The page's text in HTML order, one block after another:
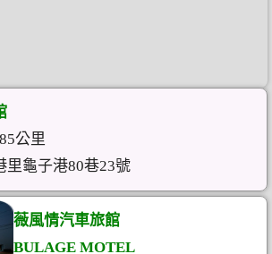
公里
里龜子港80巷23號
薇風情汽車旅館
BULAGE MOTEL